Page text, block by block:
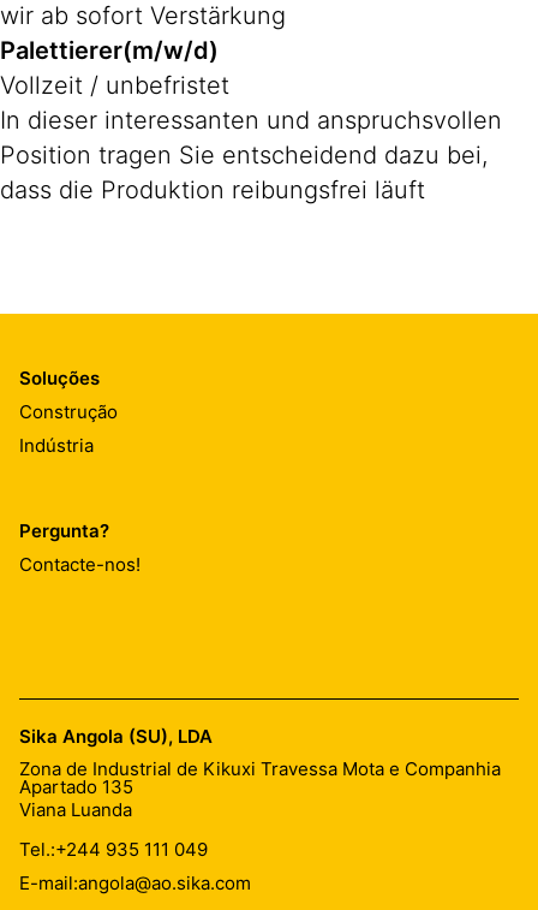
wir ab sofort Verstärkung
Palettierer(m/w/d)
Vollzeit / unbefristet
In dieser interessanten und anspruchsvollen
Position tragen Sie entscheidend dazu bei,
dass die Produktion reibungsfrei läuft
Soluções
Construção
Indústria
Pergunta?
Contacte-nos!
Sika Angola (SU), LDA
Zona de Industrial de Kikuxi Travessa Mota e Companhia
Apartado 135
Viana Luanda
Tel.:+244 935 111 049
E-mail:angola@ao.sika.com